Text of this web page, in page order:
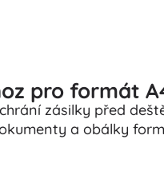
pro formát
zásilky před
a obálky